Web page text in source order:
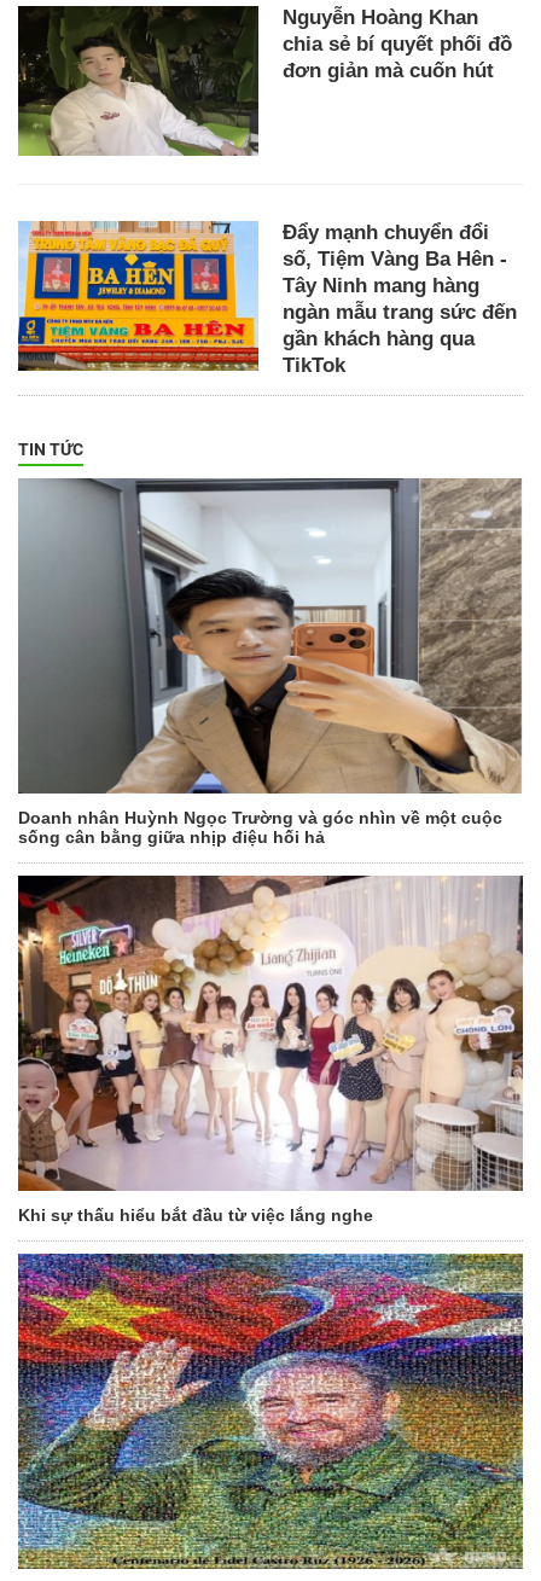
Nguyễn Hoàng Khan
chia sẻ bí quyết phối đồ
đơn giản mà cuốn hút
Đẩy mạnh chuyển đổi
số, Tiệm Vàng Ba Hên -
Tây Ninh mang hàng
ngàn mẫu trang sức đến
gần khách hàng qua
TikTok
TIN TỨC
Doanh nhân Huỳnh Ngọc Trường và góc nhìn về một cuộc
sống cân bằng giữa nhịp điệu hối hả
Khi sự thấu hiểu bắt đầu từ việc lắng nghe